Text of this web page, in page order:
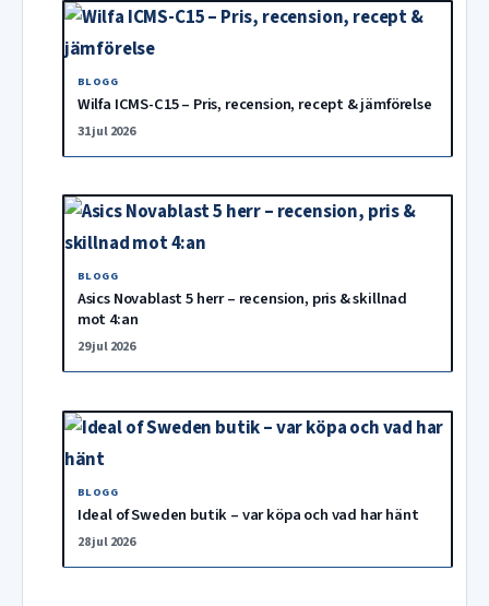
BLOGG
Wilfa ICMS-C15 – Pris, recension, recept & jämförelse
31 jul 2026
BLOGG
Asics Novablast 5 herr – recension, pris & skillnad
mot 4:an
29 jul 2026
BLOGG
Ideal of Sweden butik – var köpa och vad har hänt
28 jul 2026